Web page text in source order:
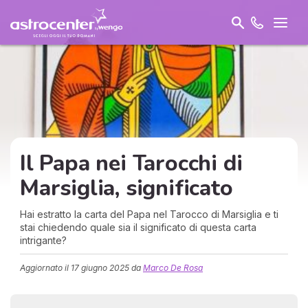
Il Papa nei Tarocchi di
Marsiglia, significato
Hai estratto la carta del Papa nel Tarocco di Marsiglia e ti
stai chiedendo quale sia il significato di questa carta
intrigante?
Aggiornato il 17 giugno 2025 da Marco De Rosa